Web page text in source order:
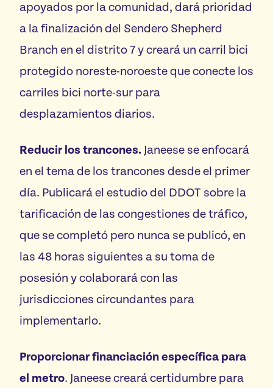
apoyados por la comunidad, dará prioridad
a la finalización del Sendero Shepherd
Branch en el distrito 7 y creará un carril bici
protegido noreste-noroeste que conecte los
carriles bici norte-sur para
desplazamientos diarios.
Reducir los trancones. Janeese se enfocará
en el tema de los trancones desde el primer
día. Publicará el estudio del DDOT sobre la
tarificación de las congestiones de tráfico,
que se completó pero nunca se publicó, en
las 48 horas siguientes a su toma de
posesión y colaborará con las
jurisdicciones circundantes para
implementarlo.
Proporcionar financiación específica para
el metro. Janeese creará certidumbre para